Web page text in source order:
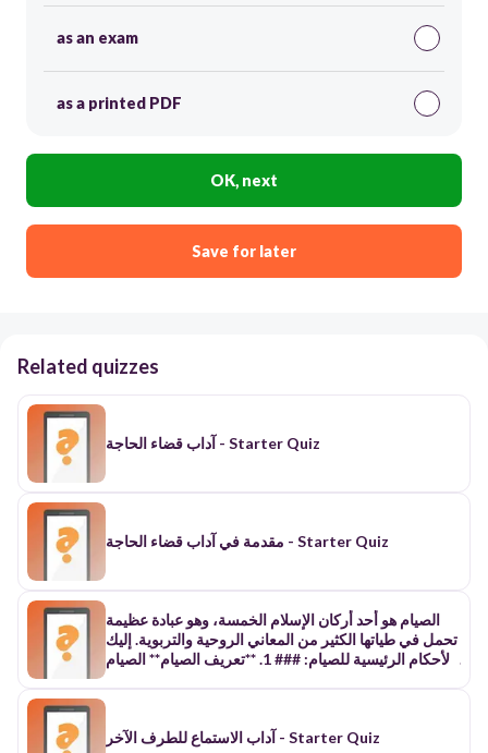
as an exam
as a printed PDF
OK, next
Save for later
Related quizzes
آداب قضاء الحاجة - Starter Quiz
مقدمة في آداب قضاء الحاجة - Starter Quiz
الصيام هو أحد أركان الإسلام الخمسة، وهو عبادة عظيمة
تحمل في طياتها الكثير من المعاني الروحية والتربوية. إليك
الأحكام الرئيسية للصيام: ### 1. **تعريف الصيام** الصيام
رمضان والكفارات. - **صيام النفل:** مثل صيام يومي
آداب الاستماع للطرف الآخر - Starter Quiz